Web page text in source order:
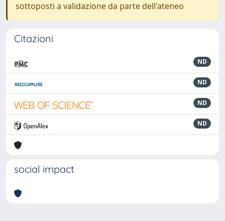
sottoposti a validazione da parte dell'ateneo
Citazioni
ND
ND
ND
ND
social impact